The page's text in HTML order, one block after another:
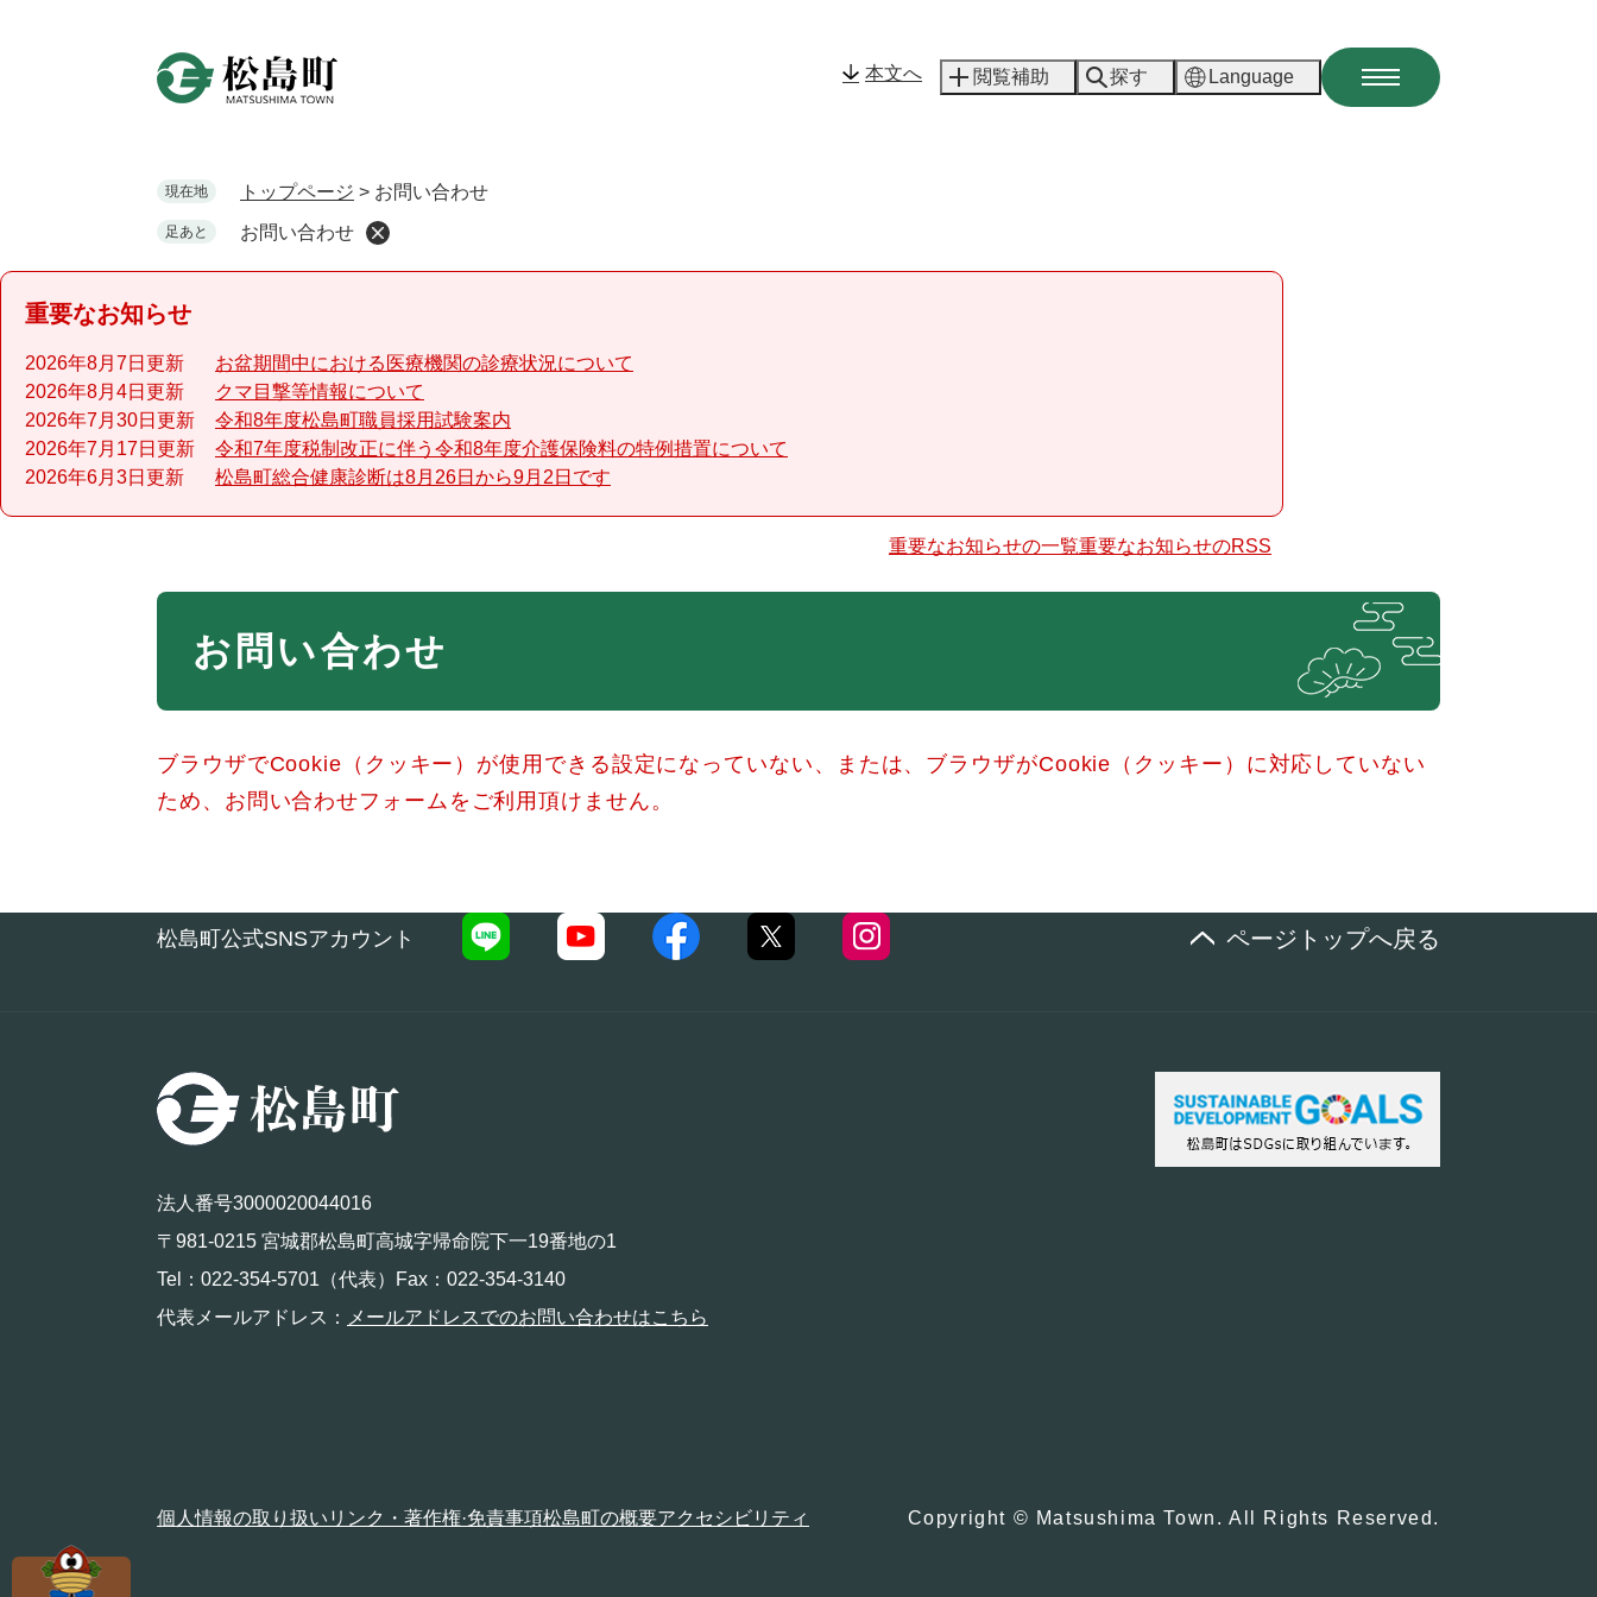
本文へ 閲覧補助 探す Language
現在地 トップページ > お問い合わせ
足あと お問い合わせ
重要なお知らせ
2026年8月7日更新
お盆期間中における医療機関の診療状況について
2026年8月4日更新
クマ目撃等情報について
2026年7月30日更新
令和8年度松島町職員採用試験案内
2026年7月17日更新
令和7年度税制改正に伴う令和8年度介護保険料の特例措置について
2026年6月3日更新
松島町総合健康診断は8月26日から9月2日です
重要なお知らせの一覧重要なお知らせのRSS
お問い合わせ
ブラウザでCookie（クッキー）が使用できる設定になっていない、または、ブラウザがCookie（クッキー）に対応していない
ため、お問い合わせフォームをご利用頂けません。
松島町公式SNSアカウント ページトップへ戻る
法人番号3000020044016
〒981-0215 宮城郡松島町高城字帰命院下一19番地の1
Tel：022-354-5701（代表）Fax：022-354-3140
代表メールアドレス：
メールアドレスでのお問い合わせはこちら
個人情報の取り扱い リンク・著作権·免責事項松島町の概要アクセシビリティ Copyright © Matsushima Town. All Rights Reserved.